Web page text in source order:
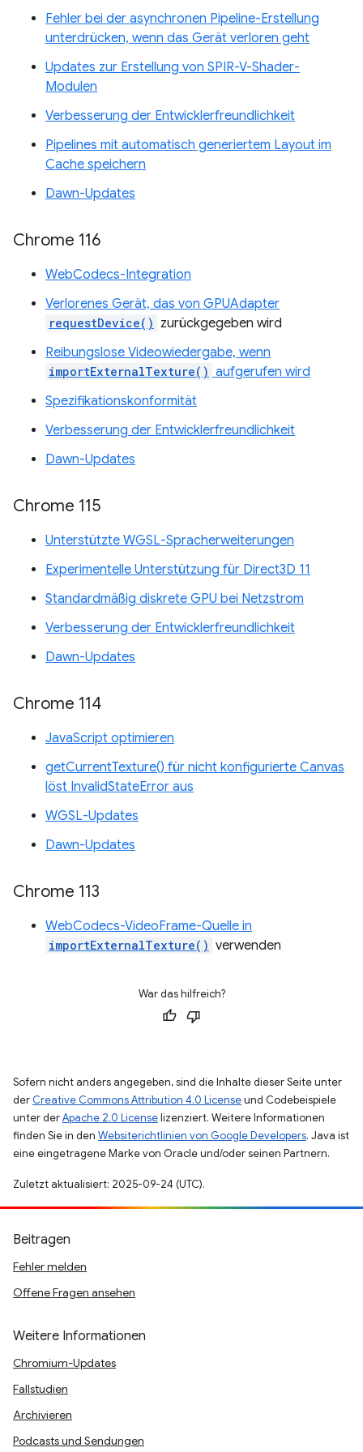
Fehler bei der asynchronen Pipeline-Erstellung
unterdrücken, wenn das Gerät verloren geht
Updates zur Erstellung von SPIR-V-Shader-
Modulen
Verbesserung der Entwicklerfreundlichkeit
Pipelines mit automatisch generiertem Layout im
Cache speichern
Dawn-Updates
Chrome 116
WebCodecs-Integration
Verlorenes Gerät, das von GPUAdapter
requestDevice() zurückgegeben wird
Reibungslose Videowiedergabe, wenn
importExternalTexture() aufgerufen wird
Spezifikationskonformität
Verbesserung der Entwicklerfreundlichkeit
Dawn-Updates
Chrome 115
Unterstützte WGSL-Spracherweiterungen
Experimentelle Unterstützung für Direct3D 11
Standardmäßig diskrete GPU bei Netzstrom
Verbesserung der Entwicklerfreundlichkeit
Dawn-Updates
Chrome 114
JavaScript optimieren
getCurrentTexture() für nicht konfigurierte Canvas
löst InvalidStateError aus
WGSL-Updates
Dawn-Updates
Chrome 113
WebCodecs-VideoFrame-Quelle in
importExternalTexture() verwenden
War das hilfreich?
Sofern nicht anders angegeben, sind die Inhalte dieser Seite unter
der Creative Commons Attribution 4.0 Licenseund Codebeispiele
unter derApache 2.0 Licenselizenziert. Weitere Informationen
finden Sie in den Websiterichtlinien von Google Developers. Java ist
eine eingetragene Marke von Oracle und/oder seinen Partnern.
Zuletzt aktualisiert: 2025-09-24 (UTC).
Beitragen
Fehler melden
Offene Fragen ansehen
Weitere Informationen
Chromium-Updates
Fallstudien
Archivieren
Podcasts und Sendungen